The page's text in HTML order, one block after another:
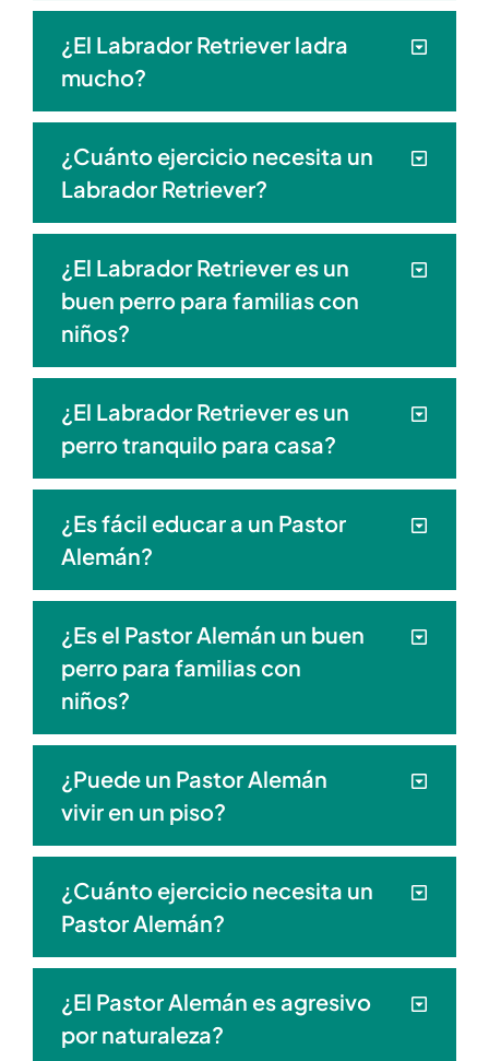
¿El Labrador Retriever ladra
mucho?
¿Cuánto ejercicio necesita un
Labrador Retriever?
¿El Labrador Retriever es un
buen perro para familias con
niños?
¿El Labrador Retriever es un
perro tranquilo para casa?
¿Es fácil educar a un Pastor
Alemán?
¿Es el Pastor Alemán un buen
perro para familias con
niños?
¿Puede un Pastor Alemán
vivir en un piso?
¿Cuánto ejercicio necesita un
Pastor Alemán?
¿El Pastor Alemán es agresivo
por naturaleza?